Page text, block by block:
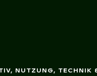
NUTZUNG, TECHNIK